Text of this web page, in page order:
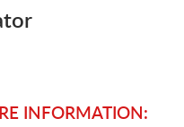
INFORMATION: